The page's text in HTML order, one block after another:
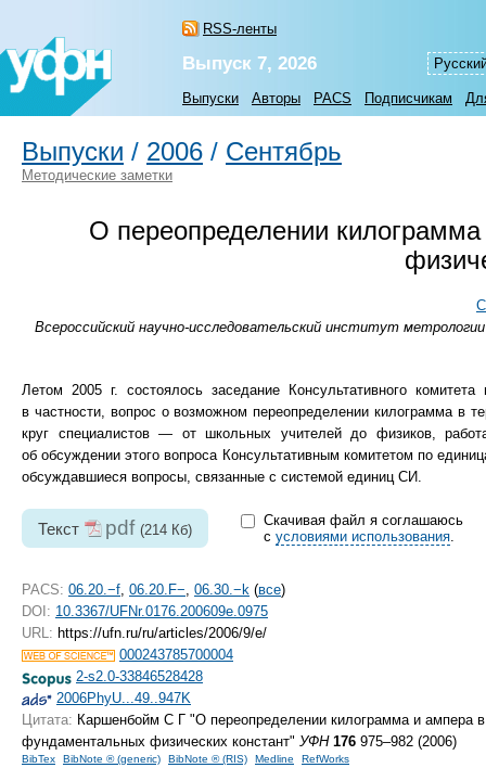
RSS-ленты
Выпуск 7, 2026
Выпуски Авторы PACS Подписчикам
Выпуски / 2006 / Сентябрь
Методические заметки
О переопределении
Всероссийский научно-исследовательский институт
Летом 2005 г. состоялось заседание Консультативного
в частности, вопрос о возможном переопределении килограмма в
круг специалистов — от школьных учителей до физиков,
об обсуждении этого вопроса Консультативным комитетом по
обсуждавшиеся вопросы, связанные с системой единиц СИ.
Текст pdf (214 Кб)
Скачивая файл я соглашаюсь
с условиями использования.
PACS: 06.20.−f 06.20.F− 06.30.−k (все)
DOI: 10.3367/UFNr.0176.200609e.0975
URL: https://ufn.ru/ru/articles/2006/9/e/
000243785700004
2-s2.0-33846528428
2006PhyU...49..947K
Цитата: Каршенбойм С Г "О переопределении килограмма и ампера
фундаментальных физических констант" УФН 176 975–982 (2006)
BibTex BibNote ® (generic) BibNote ® (RIS) Medline RefWorks